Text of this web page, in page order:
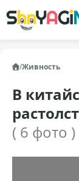
/Живность
В
( 6 фото )